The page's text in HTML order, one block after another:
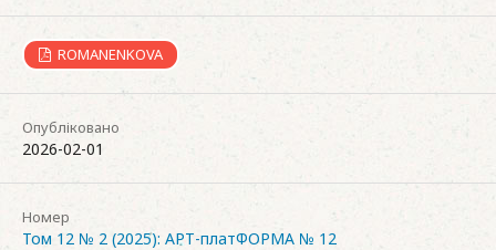
ROMANENKOVA
Опубліковано
2026-02-01
Номер
Том 12 № 2 (2025): АРТ-платФОРМА № 12